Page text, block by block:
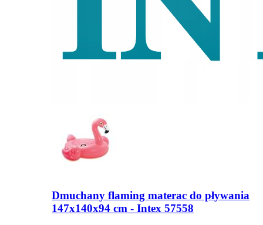
Dmuchany flaming materac do pływania
147x140x94 cm - Intex 57558